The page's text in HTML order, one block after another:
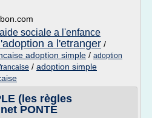
sociale a l'enfance
a l'etranger /
adoption simple / adoption
/ adoption simple
(les règles
PONTE